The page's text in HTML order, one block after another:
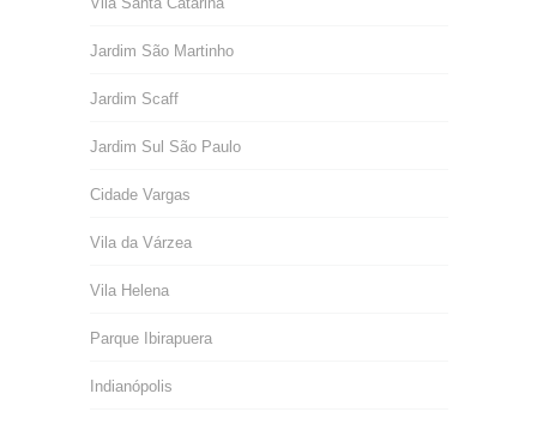
Jardim São Martinho
Jardim Scaff
Jardim Sul São Paulo
Cidade Vargas
Vila da Várzea
Vila Helena
Parque Ibirapuera
Indianópolis